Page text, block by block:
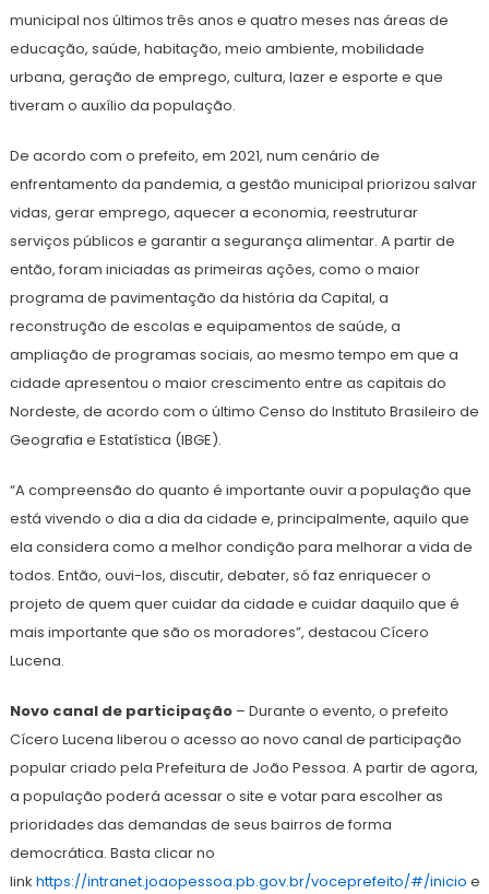
municipal nos últimos três anos e quatro meses nas áreas de
educação, saúde, habitação, meio ambiente, mobilidade
urbana, geração de emprego, cultura, lazer e esporte e que
tiveram o auxílio da população.
De acordo com o prefeito, em 2021, num cenário de
enfrentamento da pandemia, a gestão municipal priorizou salvar
vidas, gerar emprego, aquecer a economia, reestruturar
serviços públicos e garantir a segurança alimentar. A partir de
então, foram iniciadas as primeiras ações, como o maior
programa de pavimentação da história da Capital, a
reconstrução de escolas e equipamentos de saúde, a
ampliação de programas sociais, ao mesmo tempo em que a
cidade apresentou o maior crescimento entre as capitais do
Nordeste, de acordo com o último Censo do Instituto Brasileiro de
Geografia e Estatística (IBGE).
“A compreensão do quanto é importante ouvir a população que
está vivendo o dia a dia da cidade e, principalmente, aquilo que
ela considera como a melhor condição para melhorar a vida de
todos. Então, ouvi-los, discutir, debater, só faz enriquecer o
projeto de quem quer cuidar da cidade e cuidar daquilo que é
mais importante que são os moradores”, destacou Cícero
Lucena.
Novo canal de participação– Durante o evento, o prefeito
Cícero Lucena liberou o acesso ao novo canal de participação
popular criado pela Prefeitura de João Pessoa. A partir de agora,
a população poderá acessar o site e votar para escolher as
prioridades das demandas de seus bairros de forma
democrática. Basta clicar no
link https://intranet.joaopessoa.pb.gov.br/voceprefeito/#/inicio e